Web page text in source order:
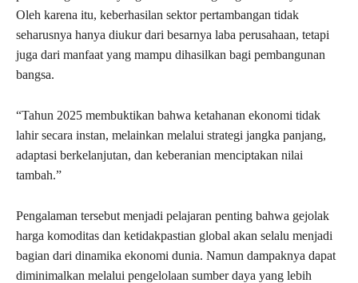
Oleh karena itu, keberhasilan sektor pertambangan tidak
seharusnya hanya diukur dari besarnya laba perusahaan, tetapi
juga dari manfaat yang mampu dihasilkan bagi pembangunan
bangsa.
“Tahun 2025 membuktikan bahwa ketahanan ekonomi tidak
lahir secara instan, melainkan melalui strategi jangka panjang,
adaptasi berkelanjutan, dan keberanian menciptakan nilai
tambah.”
Pengalaman tersebut menjadi pelajaran penting bahwa gejolak
harga komoditas dan ketidakpastian global akan selalu menjadi
bagian dari dinamika ekonomi dunia. Namun dampaknya dapat
diminimalkan melalui pengelolaan sumber daya yang lebih